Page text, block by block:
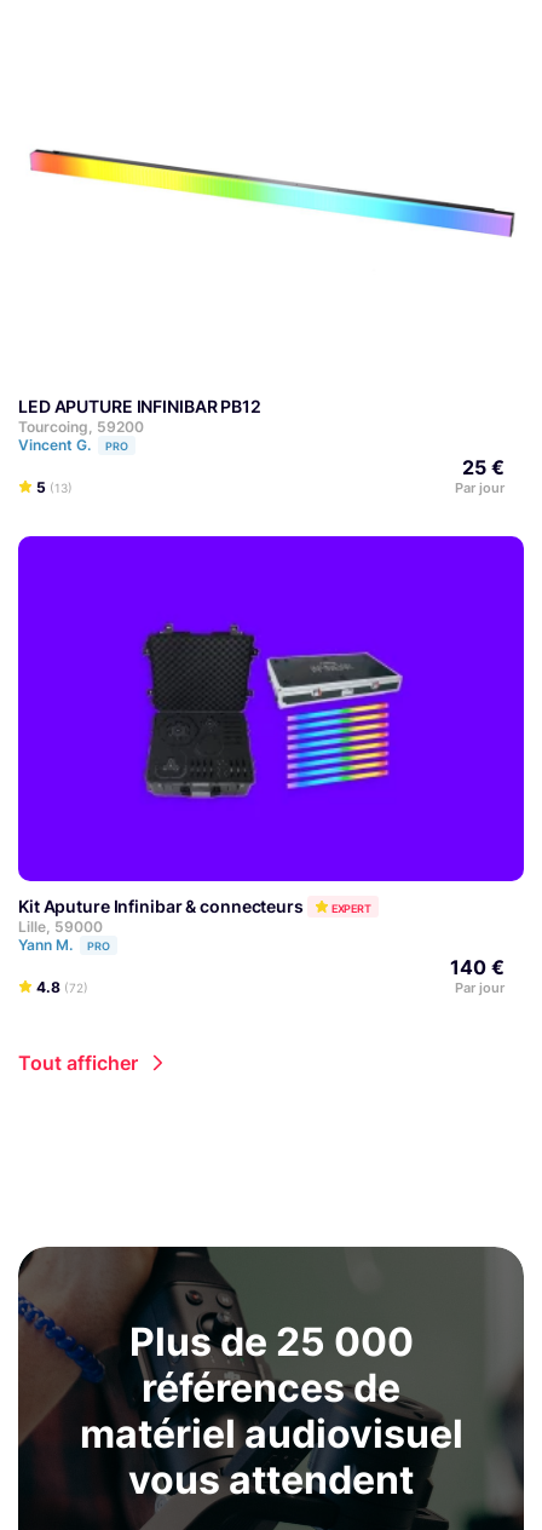
LED APUTURE INFINIBAR PB12
Tourcoing, 59200
Vincent G.
PRO
5 (13)
25 €
Par jour
Kit Aputure Infinibar & connecteurs EXPERT
Lille, 59000
Yann M.
PRO
4.8 (72)
140 €
Par jour
Tout afficher
Plus de 25 000
références de
matériel audiovisuel
vous attendent